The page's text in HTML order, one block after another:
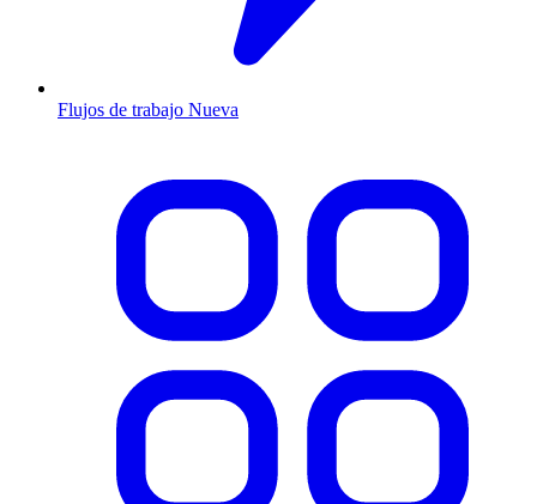
Flujos de trabajo Nueva